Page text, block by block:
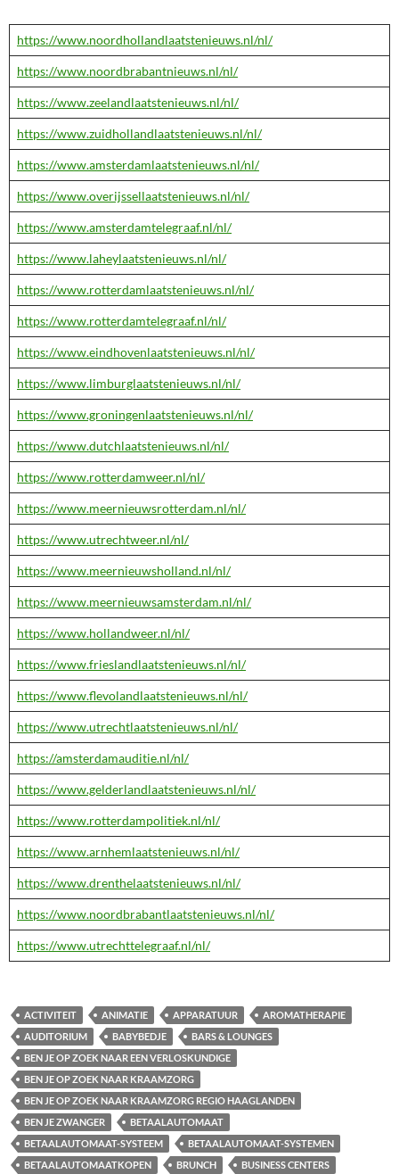
https://www.noordhollandlaatstenieuws.nl/nl/
https://www.noordbrabantnieuws.nl/nl/
https://www.zeelandlaatstenieuws.nl/nl/
https://www.zuidhollandlaatstenieuws.nl/nl/
https://www.amsterdamlaatstenieuws.nl/nl/
https://www.overijssellaatstenieuws.nl/nl/
https://www.amsterdamtelegraaf.nl/nl/
https://www.laheylaatstenieuws.nl/nl/
https://www.rotterdamlaatstenieuws.nl/nl/
https://www.rotterdamtelegraaf.nl/nl/
https://www.eindhovenlaatstenieuws.nl/nl/
https://www.limburglaatstenieuws.nl/nl/
https://www.groningenlaatstenieuws.nl/nl/
https://www.dutchlaatstenieuws.nl/nl/
https://www.rotterdamweer.nl/nl/
https://www.meernieuwsrotterdam.nl/nl/
https://www.utrechtweer.nl/nl/
https://www.meernieuwsholland.nl/nl/
https://www.meernieuwsamsterdam.nl/nl/
https://www.hollandweer.nl/nl/
https://www.frieslandlaatstenieuws.nl/nl/
https://www.flevolandlaatstenieuws.nl/nl/
https://www.utrechtlaatstenieuws.nl/nl/
https://amsterdamauditie.nl/nl/
https://www.gelderlandlaatstenieuws.nl/nl/
https://www.rotterdampolitiek.nl/nl/
https://www.arnhemlaatstenieuws.nl/nl/
https://www.drenthelaatstenieuws.nl/nl/
https://www.noordbrabantlaatstenieuws.nl/nl/
https://www.utrechttelegraaf.nl/nl/
ACTIVITEIT ANIMATIE APPARATUUR
AROMATHERAPIE
AUDITORIUM
BABYBEDJE
BARS & LOUNGES
BEN JE OP ZOEK NAAR EEN VERLOSKUNDIGE
BEN JE OP ZOEK NAAR KRAAMZORG
BEN JE OP ZOEK NAAR KRAAMZORG REGIO HAAGLANDEN
BEN JE ZWANGER
BETAALAUTOMAAT
BETAALAUTOMAAT-SYSTEEM
BETAALAUTOMAAT-SYSTEMEN
BETAALAUTOMAATKOPEN
BRUNCH BUSINESS CENTERS